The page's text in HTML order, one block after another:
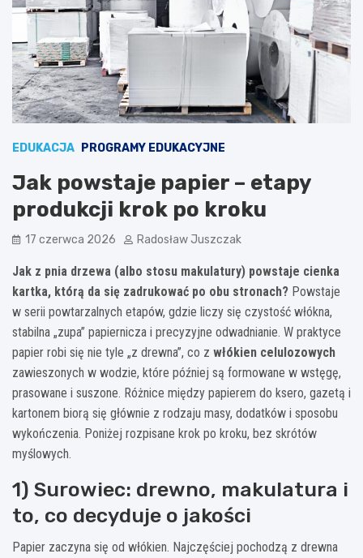
EDUKACJA PROGRAMY EDUKACYJNE
Jak powstaje papier – etapy
produkcji krok po kroku
17 czerwca 2026 Radosław Juszczak
Jak z pnia drzewa (albo stosu makulatury) powstaje cienka
kartka, którą da się zadrukować po obu stronach? Powstaje
w serii powtarzalnych etapów, gdzie liczy się czystość włókna,
stabilna „zupa” papiernicza i precyzyjne odwadnianie. W praktyce
papier robi się nie tyle „z drewna”, co z włókien celulozowych
zawieszonych w wodzie, które później są formowane w wstęgę,
prasowane i suszone. Różnice między papierem do ksero, gazetą i
kartonem biorą się głównie z rodzaju masy, dodatków i sposobu
wykończenia. Poniżej rozpisane krok po kroku, bez skrótów
myślowych.
1) Surowiec: drewno, makulatura i
to, co decyduje o jakości
Papier zaczyna się od włókien. Najczęściej pochodzą z drewna